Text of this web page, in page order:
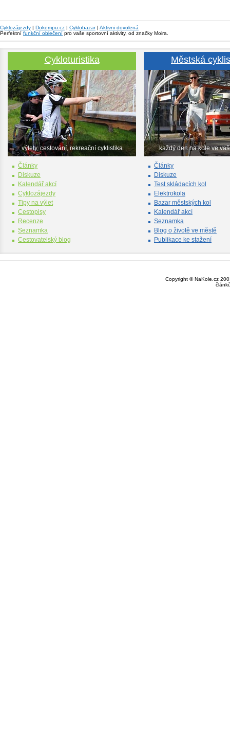
Cyklozájezdy | Dokempu.cz | Cyklobazar| Aktivni dovolená
Perfektní funkční oblečení pro vaše sportovní aktivity, od značky Moira.
Cykloturistika
výlety, cestování, rekreační cyklistika
Články
Diskuze
Kalendář akcí
Cyklozájezdy
Tipy na výlet
Cestopisy
Recenze
Seznamka
Cestovatelský blog
Městská
každý den na kole ve
Články
Diskuze
Test skládacích kol
Elektrokola
Bazar městských kol
Kalendář akcí
Seznamka
Blog o životě ve městě
Publikace ke stažení
Copyright © NaKole.cz